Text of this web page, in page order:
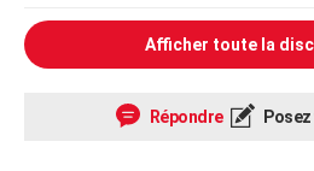
Afficher toute la
Répondre